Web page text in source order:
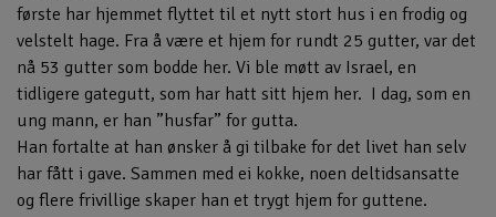
første har hjemmet flyttet til et nytt stort hus i en frodig og
velstelt hage. Fra å være et hjem for rundt 25 gutter, var det
nå 53 gutter som bodde her. Vi ble møtt av Israel, en
tidligere gategutt, som har hatt sitt hjem her. I dag, som en
ung mann, er han ”husfar” for gutta.
Han fortalte at han ønsker å gi tilbake for det livet han selv
har fått i gave. Sammen med ei kokke, noen deltidsansatte
og flere frivillige skaper han et trygt hjem for guttene.